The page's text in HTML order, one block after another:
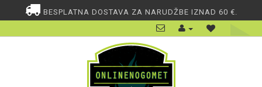
BESPLATNA DOSTAVA ZA NARUDŽBE IZNAD 60 €.